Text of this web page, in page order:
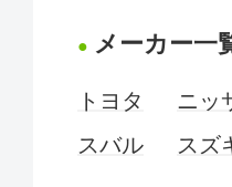
メーカー一
トヨタ ニッ
スバル
スズ